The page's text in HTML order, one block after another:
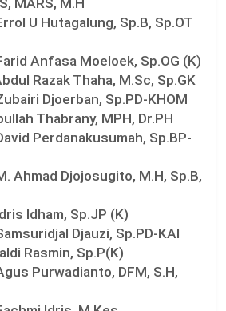
MARS, M.H
U Hutagalung, Sp.B, Sp.OT
Anfasa Moeloek, Sp.OG (K)
Razak Thaha, M.Sc, Sp.GK
Djoerban, Sp.PD-KHOM
Thabrany, MPH, Dr.PH
Perdanakusumah, Sp.BP-
Ahmad Djojosugito, M.H, Sp.B,
Idham, Sp.JP (K)
Djauzi, Sp.PD-KAI
Rasmin, Sp.P(K)
Purwadianto, DFM, S.H,